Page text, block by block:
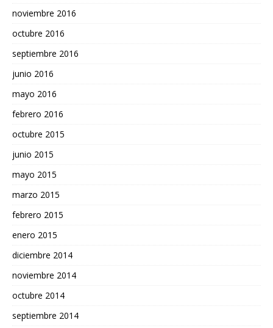
noviembre 2016
octubre 2016
septiembre 2016
junio 2016
mayo 2016
febrero 2016
octubre 2015
junio 2015
mayo 2015
marzo 2015
febrero 2015
enero 2015
diciembre 2014
noviembre 2014
octubre 2014
septiembre 2014